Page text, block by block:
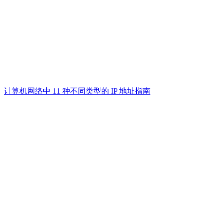
计算机网络中 11 种不同类型的 IP 地址指南